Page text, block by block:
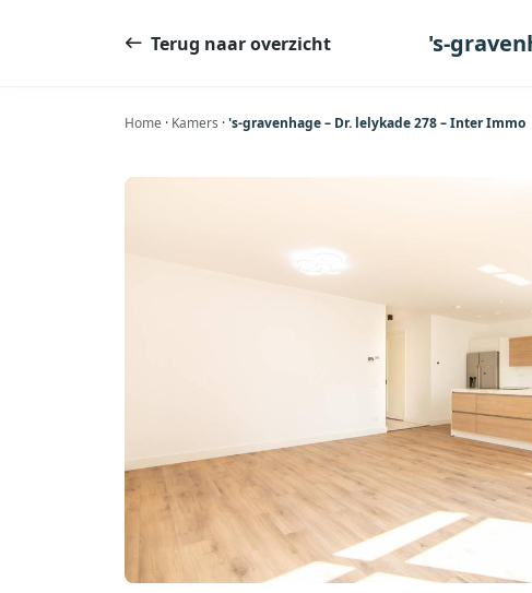
Terug naar overzicht 's-
Home · Kamers ·'s-gravenhage – Dr. lelykade 278 – Inter Immo